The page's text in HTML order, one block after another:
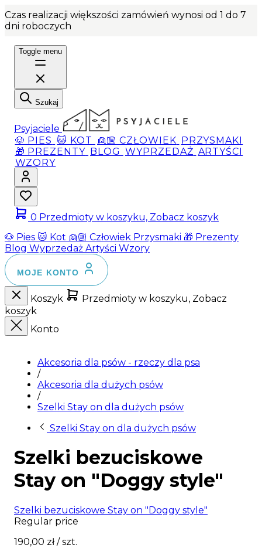
Czas realizacji większości zamówień wynosi od 1 do 7
dni roboczych
Toggle menu
Szukaj
Psyjaciele
🐶 PIES 🐱 KOT 👱🏼 CZŁOWIEK PRZYSMAKI
🎁 PREZENTY BLOG WYPRZEDAŻ ARTYŚCI
WZORY
0 Przedmioty w koszyku, Zobacz koszyk
🐶 Pies 🐱 Kot 👱🏼 Człowiek Przysmaki 🎁 Prezenty
Blog Wyprzedaż Artyści Wzory
MOJE KONTO
Koszyk
Przedmioty w koszyku, Zobacz
koszyk
Konto
Akcesoria dla psów - rzeczy dla psa
/
Akcesoria dla dużych psów
/
Szelki Stay on dla dużych psów
Szelki Stay on dla dużych psów
Szelki bezuciskowe
Stay on "Doggy style"
Szelki bezuciskowe Stay on "Doggy style"
Regular price
190,00 zł/ szt.